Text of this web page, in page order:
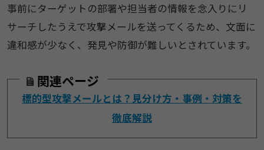
事前にターゲットの部署や担当者の情報を念入りにリ
サーチしたうえで攻撃メールを送ってくるため、文面に
違和感が少なく、発見や防御が難しいとされています。
関連ページ
標的型攻撃メールとは？見分け方・事例・対策を
徹底解説